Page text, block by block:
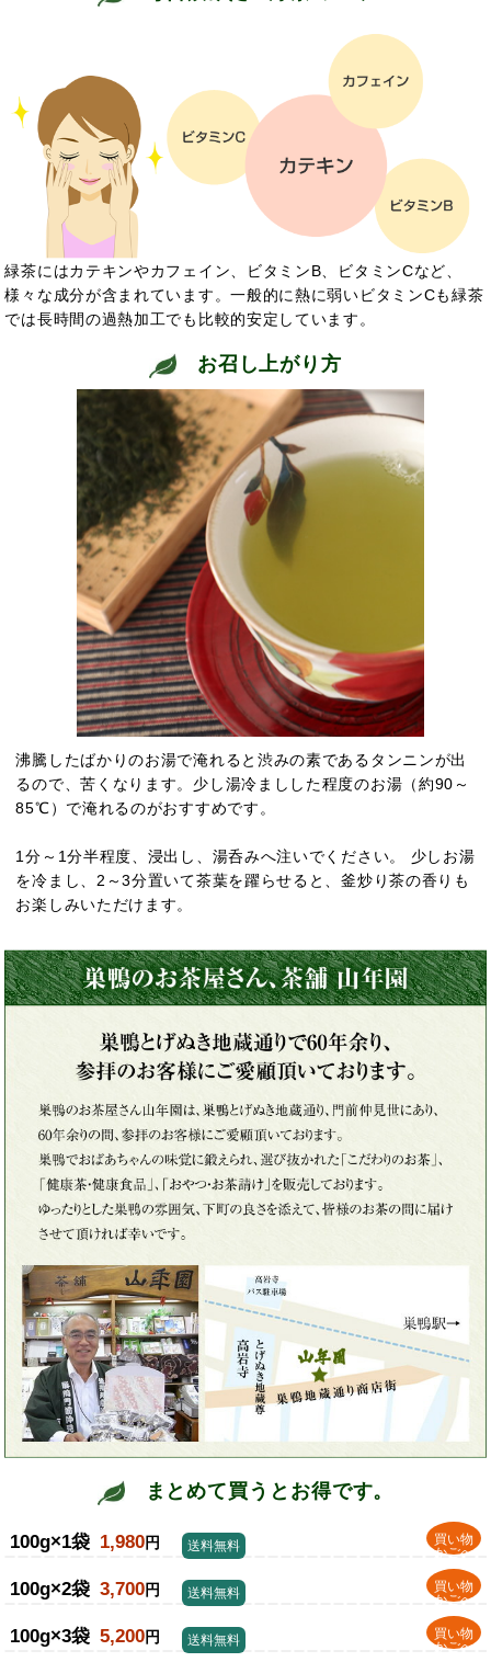
緑茶にはカテキンやカフェイン、ビタミンB、ビタミンCなど、
様々な成分が含まれています。一般的に熱に弱いビタミンCも緑茶
では長時間の過熱加工でも比較的安定しています。
お召し上がり方
沸騰したばかりのお湯で淹れると渋みの素であるタンニンが出
るので、苦くなります。少し湯冷ましした程度のお湯（約90～
85℃）で淹れるのがおすすめです。
1分～1分半程度、浸出し、湯呑みへ注いでください。 少しお湯
を冷まし、2～3分置いて茶葉を躍らせると、釜炒り茶の香りも
お楽しみいただけます。
まとめて買うとお得です。
100g×1袋 1,980円
買い物
かごへ
送料無料
100g×2袋 3,700円
買い物
かごへ
送料無料
100g×3袋 5,200円
買い物
かごへ
送料無料